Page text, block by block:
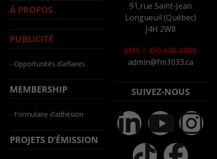
À PROPOS
PUBLICITÉ
- Opportunités d’affaires
MEMBERSHIP
- Formulaire d’adhésion
PROJETS D’ÉMISSION
91,rue Saint-Jean
Longueuil (Québec)
J4H 2W8
SMS | 450-646-6800
admin@fm1033.ca
SUIVEZ-NOUS